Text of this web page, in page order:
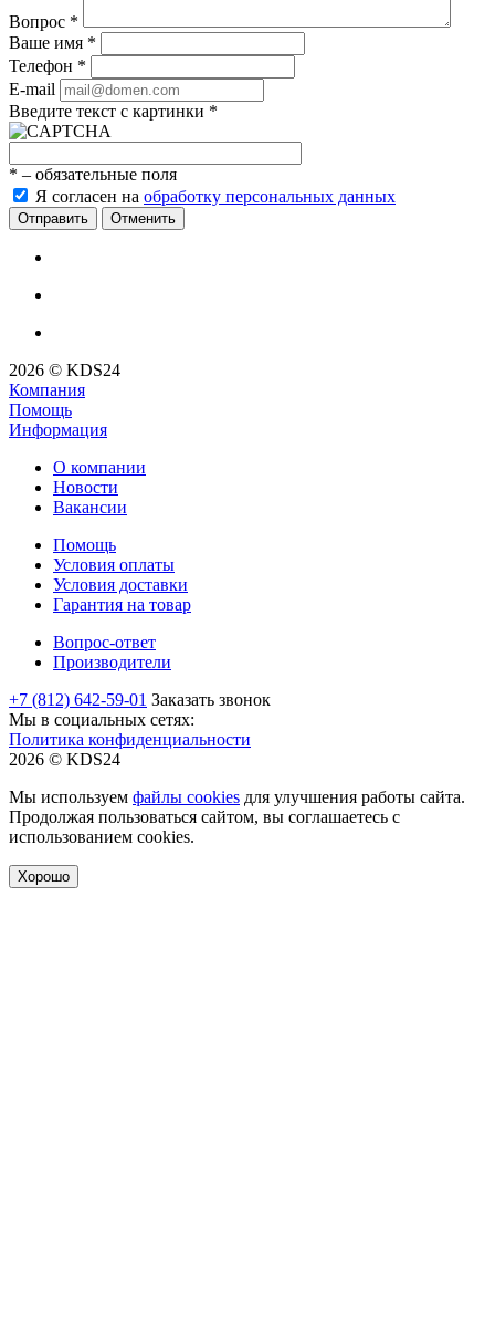
Вопрос *
Ваше имя *
Телефон *
E-mail
Введите текст с картинки *
* – обязательные поля
Я согласен на обработку персональных данных
Отменить
2026 © KDS24
Компания
Помощь
Информация
О компании
Новости
Вакансии
Помощь
Условия оплаты
Условия доставки
Гарантия на товар
Вопрос-ответ
Производители
+7 (812) 642-59-01 Заказать звонок
Мы в социальных сетях:
Политика конфиденциальности
2026 © KDS24
Мы используем файлы cookies для улучшения работы сайта.
Продолжая пользоваться сайтом, вы соглашаетесь с
использованием cookies.
Хорошо